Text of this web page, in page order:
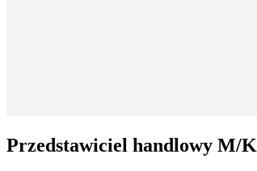
Przedstawiciel handlowy M/K